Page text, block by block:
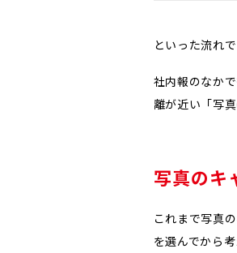
といった流れ
社内報のなか
離が近い「写
写真のキ
これまで写真
を選んでから